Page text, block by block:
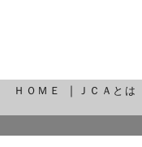
ＨＯＭＥ ｜ ＪＣＡとは